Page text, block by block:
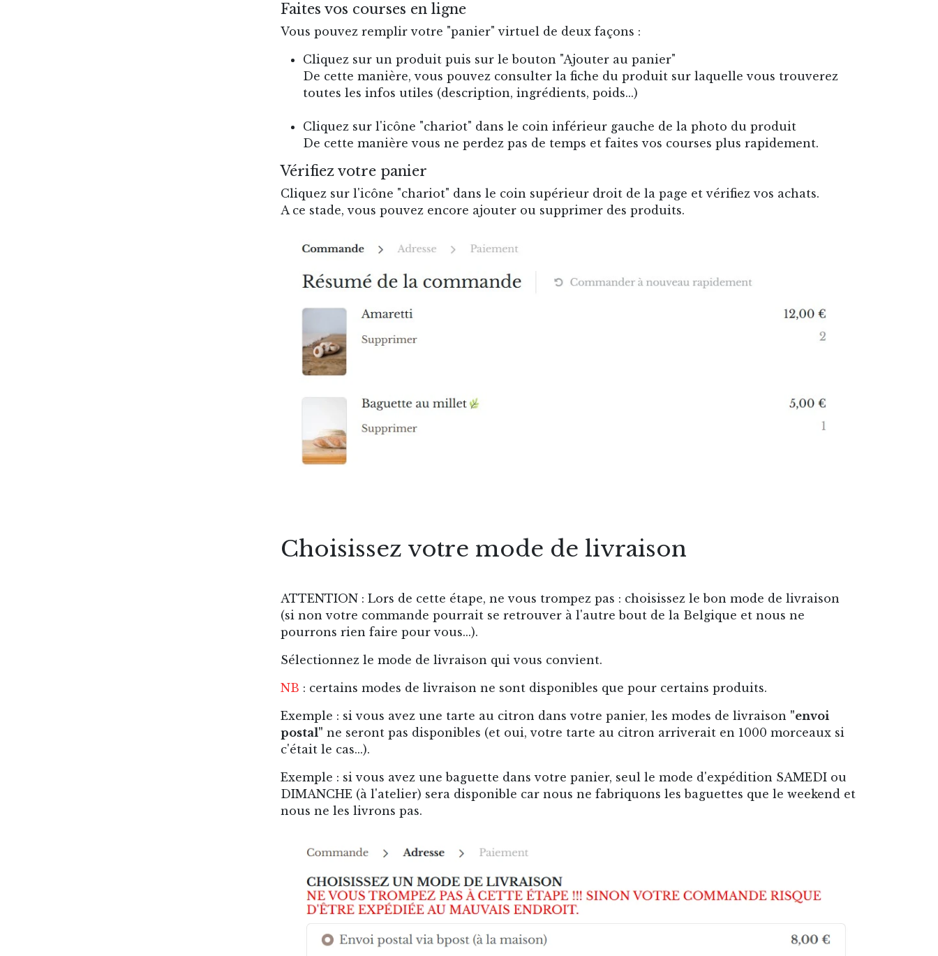
Faites vos courses en ligne
Vous pouvez remplir votre "panier" virtuel de deux façons :
Cliquez sur un produit puis sur le bouton "Ajouter au panier"
De cette manière, vous pouvez consulter la fiche du produit sur laquelle vous trouverez
toutes les infos utiles (description, ingrédients, poids...)
Cliquez sur l'icône "chariot" dans le coin inférieur gauche de la photo du produit
De cette manière vous ne perdez pas de temps et faites vos courses plus rapidement.
Vérifiez votre panier
Cliquez sur l'icône "chariot" dans le coin supérieur droit de la page et vérifiez vos achats.
A ce stade, vous pouvez encore ajouter ou supprimer des produits.
Choisissez votre mode de livraison
ATTENTION : Lors de cette étape, ne vous trompez pas : choisissez le bon mode de livraison
(si non votre commande pourrait se retrouver à l'autre bout de la Belgique et nous ne
pourrons rien faire pour vous...).
Sélectionnez le mode de livraison qui vous convient.
NB : certains modes de livraison ne sont disponibles que pour certains produits.
Exemple : si vous avez une tarte au citron dans votre panier, les modes de livraison "envoi
postal" ne seront pas disponibles (et oui, votre tarte au citron arriverait en 1000 morceaux si
c'était le cas...).
Exemple : si vous avez une baguette dans votre panier, seul le mode d'expédition SAMEDI ou
DIMANCHE (à l'atelier) sera disponible car nous ne fabriquons les baguettes que le weekend et
nous ne les livrons pas.